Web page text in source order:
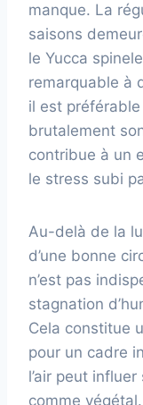
manque. La
saisons
le Yucca
remarquable à
il est préférable
brutalement
contribue à un
le stress subi
Au-delà de la
d’une bonne
n’est pas
stagnation
Cela constitue
pour un cadre
l’air peut
comme